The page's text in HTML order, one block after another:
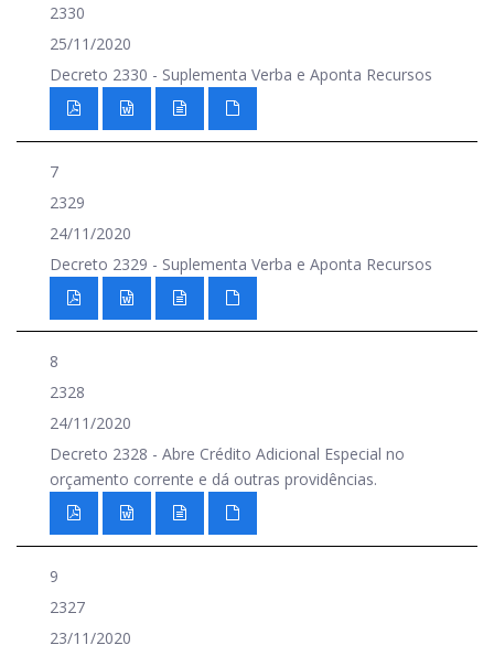
2330
25/11/2020
Decreto 2330 - Suplementa Verba e Aponta Recursos
7
2329
24/11/2020
Decreto 2329 - Suplementa Verba e Aponta Recursos
8
2328
24/11/2020
Decreto 2328 - Abre Crédito Adicional Especial no
orçamento corrente e dá outras providências.
9
2327
23/11/2020